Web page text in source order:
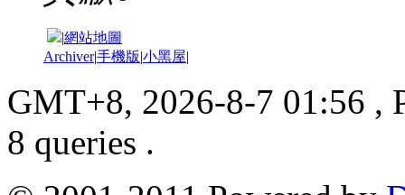
|網站地圖
Archiver|手機版|小黑屋|
GMT+8, 2026-8-7 01:56 ,
8 queries .